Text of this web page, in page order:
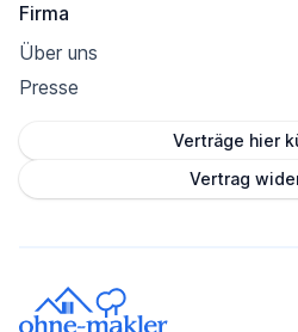
Firma
Über uns
Presse
Verträge hier
Vertrag